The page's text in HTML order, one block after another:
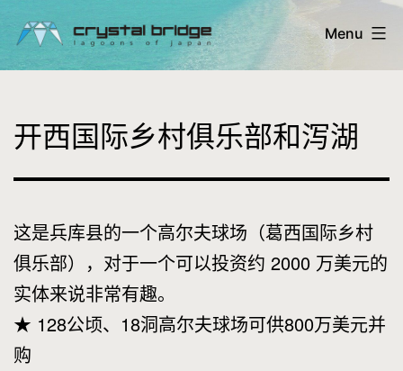
content
Ltd.
-
of
Japan
Menu
开西国际乡村俱乐部和泻湖
这是兵库县的一个高尔夫球场（葛西国际乡村
俱乐部），对于一个可以投资约 2000 万美元的
实体来说非常有趣。
★ 128公顷、18洞高尔夫球场可供800万美元并
购